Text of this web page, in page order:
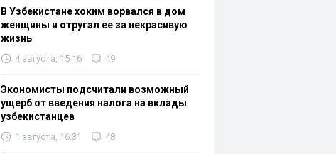
В Узбекистане хоким ворвался в дом
женщины и отругал ее за некрасивую
жизнь
4 августа, 15:16 49
Экономисты подсчитали возможный
ущерб от введения налога на вклады
узбекистанцев
1 августа, 16:31 48